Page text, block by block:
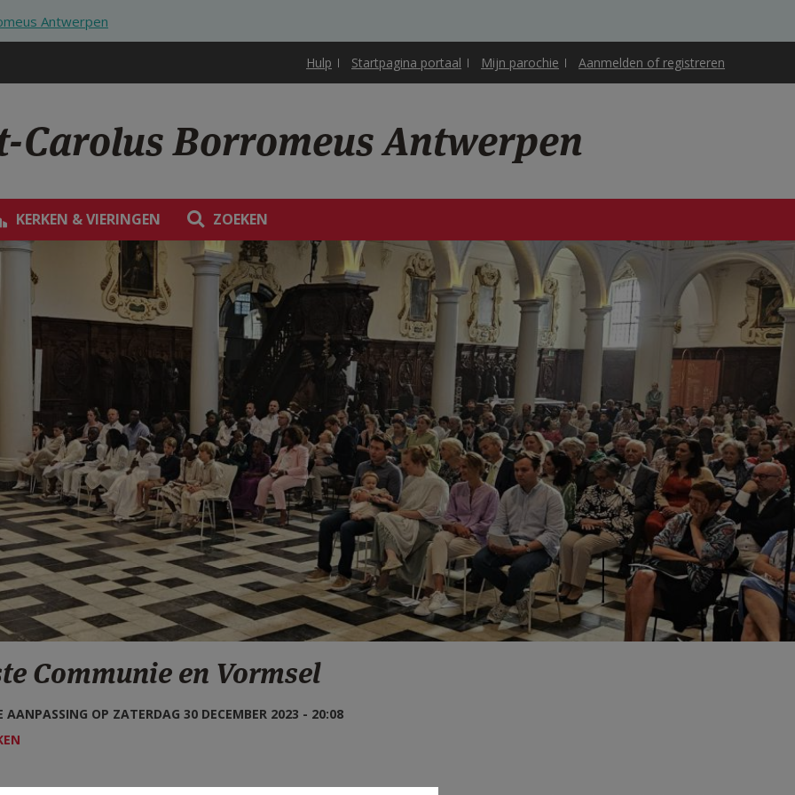
Antwerpen
Hulp Startpagina portaal Mijn parochie Aanmelden of registreren
Carolus Borromeus Antwerpen
KERKEN & VIERINGEN ZOEKEN
Communie en Vormsel
AANPASSING OP ZATERDAG 30 DECEMBER 2023 - 20:08